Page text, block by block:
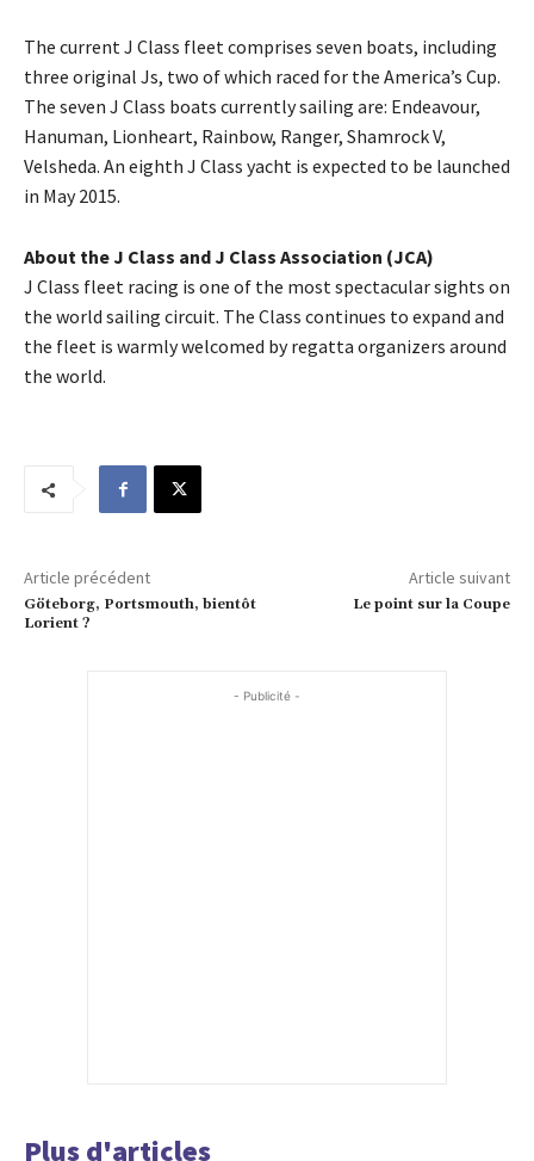
The current J Class fleet comprises seven boats, including
three original Js, two of which raced for the America’s Cup.
The seven J Class boats currently sailing are: Endeavour,
Hanuman, Lionheart, Rainbow, Ranger, Shamrock V,
Velsheda. An eighth J Class yacht is expected to be launched
in May 2015.
About the J Class and J Class Association (JCA)
J Class fleet racing is one of the most spectacular sights on
the world sailing circuit. The Class continues to expand and
the fleet is warmly welcomed by regatta organizers around
the world.
Article précédent
Göteborg, Portsmouth, bientôt
Lorient ?
Article suivant
Le point sur la Coupe
- Publicité -
Plus d'articles